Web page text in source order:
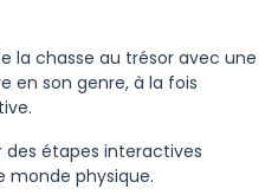
la chasse au trésor avec une
en son genre, à la fois
étapes interactives
monde physique.